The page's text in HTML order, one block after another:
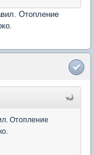
Отопление
Отопление